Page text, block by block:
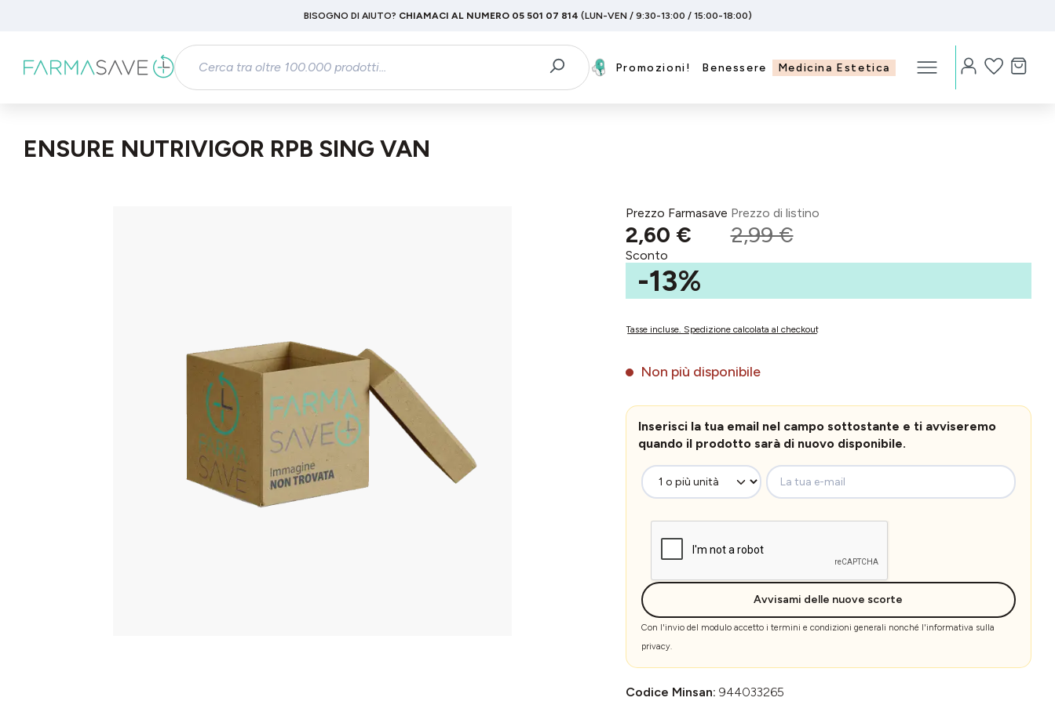
Passa alla navigazione principale
BISOGNO DI AIUTO? CHIAMACI AL NUMERO 05 501 07 814 (LUN-VEN / 9:30-13:00 / 15:00-18:00)
Promozioni! Benessere Medicina Estetica
ENSURE NUTRIVIGOR RPB SING VAN
Prezzo Farmasave
2,60 €
Prezzo di listino
2,99 €
Sconto
-13%
Tasse incluse. Spedizione calcolata al checkout
Non più disponibile
Inserisci la tua email nel campo sottostante e ti avviseremo
quando il prodotto sarà di nuovo disponibile.
La tua e-mail
Avvisami delle nuove scorte
Con l'invio del modulo accetto i termini e condizioni generali nonché l'informativa sulla
privacy.
Codice Minsan: 944033265